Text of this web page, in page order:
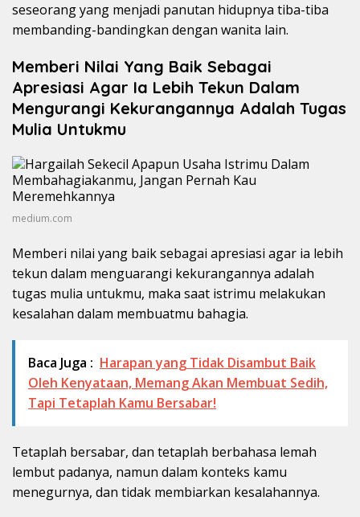
seseorang yang menjadi panutan hidupnya tiba-tiba
membanding-bandingkan dengan wanita lain.
Memberi Nilai Yang Baik Sebagai
Apresiasi Agar Ia Lebih Tekun Dalam
Mengurangi Kekurangannya Adalah Tugas
Mulia Untukmu
medium.com
Memberi nilai yang baik sebagai apresiasi agar ia lebih
tekun dalam menguarangi kekurangannya adalah
tugas mulia untukmu, maka saat istrimu melakukan
kesalahan dalam membuatmu bahagia.
Baca Juga : Harapan yang Tidak Disambut Baik
Oleh Kenyataan, Memang Akan Membuat Sedih,
Tapi Tetaplah Kamu Bersabar!
Tetaplah bersabar, dan tetaplah berbahasa lemah
lembut padanya, namun dalam konteks kamu
menegurnya, dan tidak membiarkan kesalahannya.